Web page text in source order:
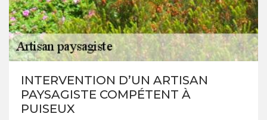
INTERVENTION D’UN ARTISAN
PAYSAGISTE COMPÉTENT À
PUISEUX